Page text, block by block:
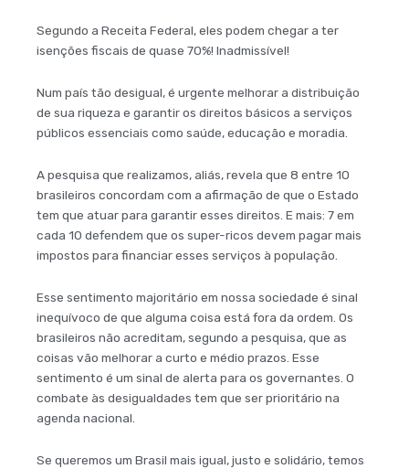
Segundo a Receita Federal, eles podem chegar a ter
isenções fiscais de quase 70%! Inadmissível!
Num país tão desigual, é urgente melhorar a distribuição
de sua riqueza e garantir os direitos básicos a serviços
públicos essenciais como saúde, educação e moradia.
A pesquisa que realizamos, aliás, revela que 8 entre 10
brasileiros concordam com a afirmação de que o Estado
tem que atuar para garantir esses direitos. E mais: 7 em
cada 10 defendem que os super-ricos devem pagar mais
impostos para financiar esses serviços à população.
Esse sentimento majoritário em nossa sociedade é sinal
inequívoco de que alguma coisa está fora da ordem. Os
brasileiros não acreditam, segundo a pesquisa, que as
coisas vão melhorar a curto e médio prazos. Esse
sentimento é um sinal de alerta para os governantes. O
combate às desigualdades tem que ser prioritário na
agenda nacional.
Se queremos um Brasil mais igual, justo e solidário, temos